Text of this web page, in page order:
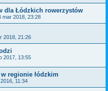
dla Łódzkich rowerzystów
mar 2018, 23:28
2018, 21:26
2017, 13:55
regionie łódzkim
11:34